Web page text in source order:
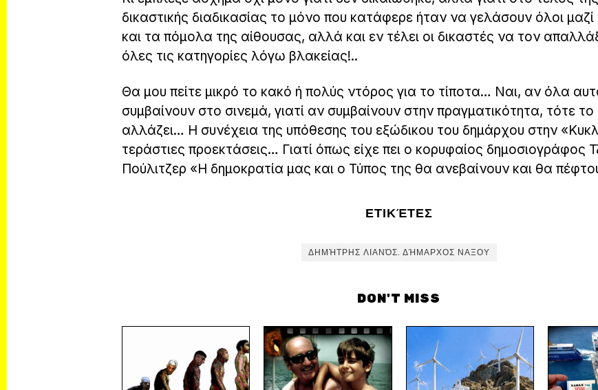
δικαστικής διαδικασίας το μόνο που κατάφερε ήταν να γελάσουν όλοι μαζί
και τα πόμολα της αίθουσας, αλλά και εν τέλει οι δικαστές να τον
όλες τις κατηγορίες λόγω βλακείας!..
Θα μου πείτε μικρό το κακό ή πολύς ντόρος για το τίποτα… Ναι, αν όλα
συμβαίνουν στο σινεμά, γιατί αν συμβαίνουν στην πραγματικότητα, τότε
αλλάζει… Η συνέχεια της υπόθεσης του εξώδικου του δημάρχου στην
τεράστιες προεκτάσεις… Γιατί όπως είχε πει ο κορυφαίος δημοσιογράφος
Πούλιτζερ «Η δημοκρατία μας και ο Τύπος της θα ανεβαίνουν και θα
ΕΤΙΚΈΤΕΣ
ΔΗΜΉΤΡΗΣ ΛΙΑΝΌΣ. ΔΉΜΑΡΧΟΣ ΝΑΞΟΥ
DON'T MISS